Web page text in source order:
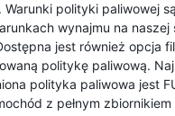
polityki paliwowej
wynajmu na naszej
jest również opcja
politykę paliwową.
polityka paliwowa jest
z pełnym